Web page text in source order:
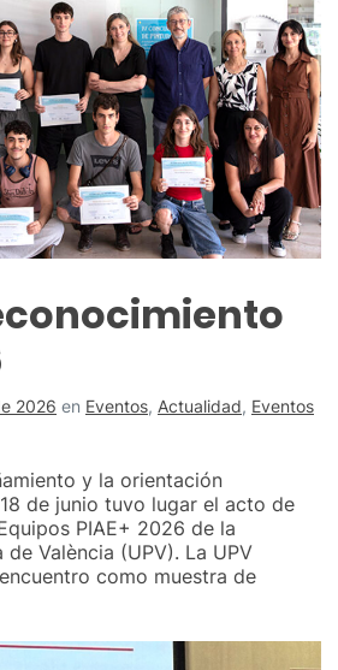
2026 en Eventos, Actualidad, Eventos
y la orientación
de junio tuvo lugar el acto de
PIAE+ 2026 de la
València (UPV). La UPV
como muestra de